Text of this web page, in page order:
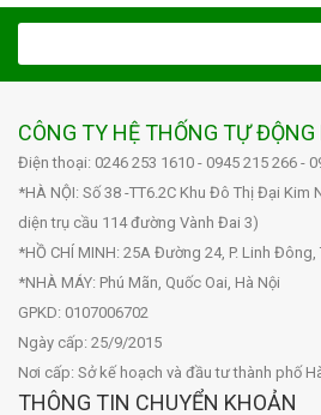
CÔNG TY HỆ THỐNG TỰ ĐỘNG
Điện thoại: 0246 253 1610 - 0945 215 266 -
*HÀ NỘI: Số 38 -TT6.2C Khu Đô Thị Đại Kim
diện trụ cầu 114 đường Vành Đai 3)
*HỒ CHÍ MINH: 25A Đường 24, P. Linh Đông,
*NHÀ MÁY: Phú Mãn, Quốc Oai, Hà Nội
GPKD: 0107006702
Ngày cấp: 25/9/2015
Nơi cấp: Sở kế hoạch và đầu tư thành phố
THÔNG TIN CHUYỂN KHOẢN